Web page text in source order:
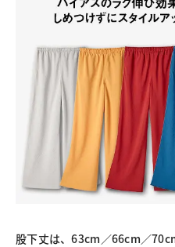
股下丈は、63cm／66cm／